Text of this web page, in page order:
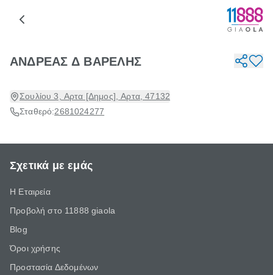
ΑΝΔΡΕΑΣ Δ ΒΑΡΕΛΗΣ
Σουλίου 3, Αρτα [Δημος], Αρτα, 47132
Σταθερό:2681024277
Σχετικά με εμάς
Η Εταιρεία
Προβολή στο 11888 giaola
Blog
Όροι χρήσης
Προστασία Δεδομένων